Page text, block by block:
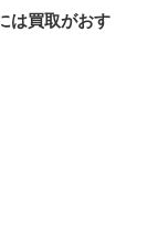
は買取がおす